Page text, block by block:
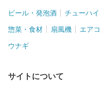
ビール・発泡酒 チューハイ
惣菜・食材 扇風機 エア
ウナギ
サイトについて